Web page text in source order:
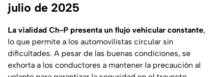
julio de 2025
La vialidad Ch-P presenta un flujo vehicular constante,
lo que permite a los automovilistas circular sin
dificultades. A pesar de las buenas condiciones, se
exhorta a los conductores a mantener la precaución al